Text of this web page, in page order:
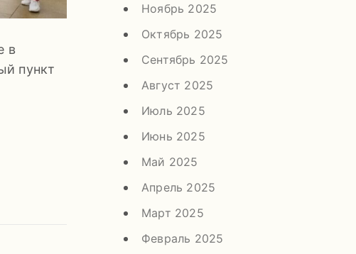
в
пункт
Ноябрь 2025
Октябрь 2025
Сентябрь 2025
Август 2025
Июль 2025
Июнь 2025
Май 2025
Апрель 2025
Март 2025
Февраль 2025